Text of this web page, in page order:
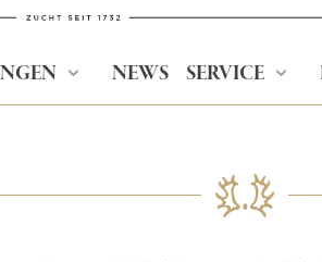
NEWS SERVICE